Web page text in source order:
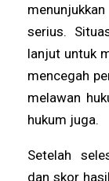
serius.
lanjut untuk
mencegah
melawan
hukum juga.
Setelah
dan skor